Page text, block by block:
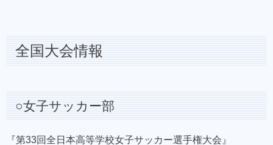
全国大会情報
○女子サッカー部
『第33回全日本高等学校女子サッカー選手権大会』